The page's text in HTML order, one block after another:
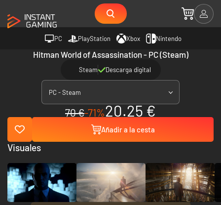
PC PlayStation Xbox Nintendo
Hitman World of Assassination - PC (Steam)
Steam Descarga digital
PC - Steam
70 €-71%20.25 €
Añadir a la cesta
Visuales